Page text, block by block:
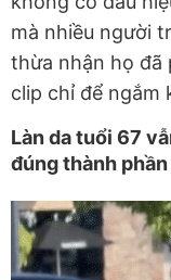
mà nhiều người
thừa nhận họ đã
clip chỉ để ngắm
Làn da tuổi 67
đúng thành